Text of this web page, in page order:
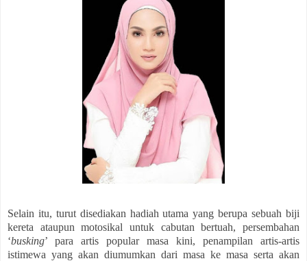
Selain itu, turut disediakan hadiah utama yang berupa sebuah biji
kereta ataupun motosikal untuk cabutan bertuah, persembahan
‘busking’ para artis popular masa kini, penampilan artis-artis
istimewa yang akan diumumkan dari masa ke masa serta akan